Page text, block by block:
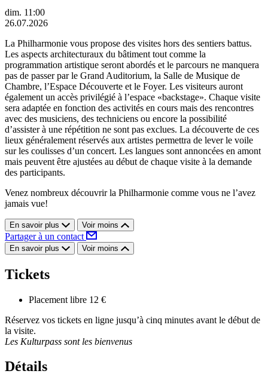
dim. 11:00
26.07.2026
La Philharmonie vous propose des visites hors des sentiers battus.
Les aspects architecturaux du bâtiment tout comme la
programmation artistique seront abordés et le parcours ne manquera
pas de passer par le Grand Auditorium, la Salle de Musique de
Chambre, l’Espace Découverte et le Foyer. Les visiteurs auront
également un accès privilégié à l’espace «backstage». Chaque visite
sera adaptée en fonction des activités en cours mais des rencontres
avec des musiciens, des techniciens ou encore la possibilité
d’assister à une répétition ne sont pas exclues. La découverte de ces
lieux généralement réservés aux artistes permettra de lever le voile
sur les coulisses d’un concert. Les langues sont annoncées en amont
mais peuvent être ajustées au début de chaque visite à la demande
des participants.
Venez nombreux découvrir la Philharmonie comme vous ne l’avez
jamais vue!
En savoir plus Voir moins
Partager à un contact
En savoir plus Voir moins
Tickets
Placement libre 12 €
Réservez vos tickets en ligne jusqu’à cinq minutes avant le début de
la visite.
Les Kulturpass sont les bienvenus
Détails